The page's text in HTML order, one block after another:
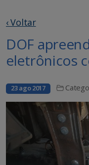
‹ Voltar
DOF
eletrônicos
23 ago 2017